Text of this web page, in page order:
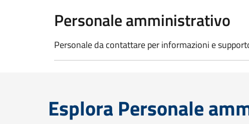
Personale amministrativo
Personale da contattare per informazioni e
Esplora Personale